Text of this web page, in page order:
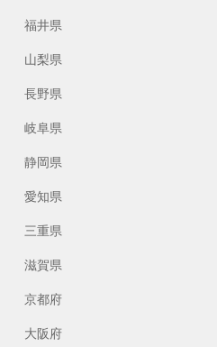
福井県
山梨県
長野県
岐阜県
静岡県
愛知県
三重県
滋賀県
京都府
大阪府